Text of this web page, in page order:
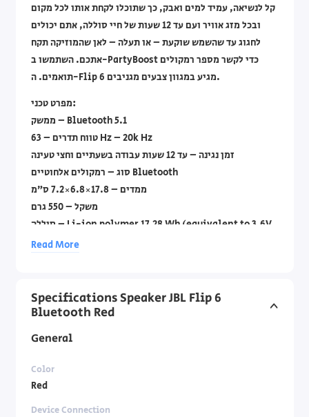
קל לנשיאה, עמיד למים ואבק, כך שתוכלו לקחת אותו לכל מקום
ובכל מזג אוויר ועם עד 12 שעות של חיי סוללה, אתם יכולים
לחגוג עד שהשמש שוקעת – או תעלה – לאן שהמוזיקה תקח
אתכם. השתמשו ב-PartyBoost כדי לקשר מספר רמקולים
תואמים. ה-Flip 6 מגיע במגוון צבעים מגניבים.
מפרט טכני:
ממשק – Bluetooth 5.1
טווח תדרים – 63 Hz – 20k Hz
זמן נגינה – עד 12 שעות עבודה בשעתיים וחצי טעינה
סוג – רמקולים אלחוטיים Bluetooth
ממדים – 17.8×6.8×7.2 ס”מ
משקל – 550 גרם
סוללה – Li-ion polymer 17.28 Wh (equivalent to 3.6V
/4800mAh)
קטגוריה: רמקול נייד מומלץ לטיולים
Read More
Specifications Speaker JBL Flip 6
Bluetooth Red
General
Color
Red
Device Connection